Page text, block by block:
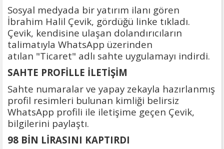
Sosyal medyada bir yatırım ilanı gören
İbrahim Halil Çevik, gördüğü linke tıkladı.
Çevik, kendisine ulaşan dolandırıcıların
talimatıyla WhatsApp üzerinden
atılan "Ticaret" adlı sahte uygulamayı indirdi.
SAHTE PROFİLLE İLETİŞİM
Sahte numaralar ve yapay zekayla hazırlanmış
profil resimleri bulunan kimliği belirsiz
WhatsApp profili ile iletişime geçen Çevik,
bilgilerini paylaştı.
98 BİN LİRASINI KAPTIRDI